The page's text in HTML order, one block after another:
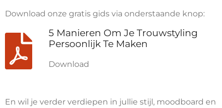
Download onze gratis gids via onderstaande knop:
5 Manieren Om Je Trouwstyling
Persoonlijk Te Maken
Download
En wil je verder verdiepen in jullie stijl, moodboard en